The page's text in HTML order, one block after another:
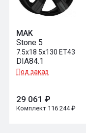
MAK
Stone 5
7.5x18 5x130 ET43
DIA84.1
Под заказ
29 061 ₽
Комплект 116 244 ₽